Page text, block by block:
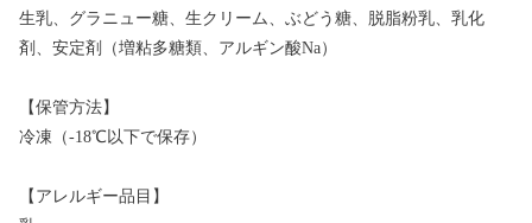
生乳、グラニュー糖、生クリーム、ぶどう糖、脱脂粉乳、乳化
剤、安定剤（増粘多糖類、アルギン酸Na）
【保管方法】
冷凍（-18℃以下で保存）
【アレルギー品目】